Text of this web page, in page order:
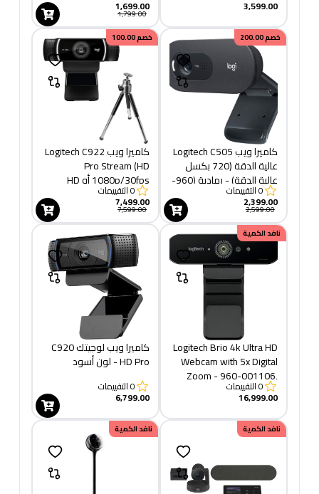
3,599.00
1,699.00
1,799.00
خصم200.00
كاميرا ويب Logitech C505
عالية الدقة (720 بكسل
عالية الدقة) - رمادية (960-
001364)
0التقييمات
2,399.00
2,599.00
خصم100.00
كاميرا ويب Logitech C922
Pro Stream (HD
1080p/30fps أو HD
(960-001088)
0التقييمات
7,499.00
7,599.00
نافد الكمية
Logitech Brio 4k Ultra HD
Webcam with 5x Digital
Zoom - 960-001106,
Black, 4096 X 2160 - Pc
0التقييمات
16,999.00
كاميرا ويب لوجيتك C920
HD Pro - لون أسود
0التقييمات
6,799.00
نافد الكمية نافد الكمية